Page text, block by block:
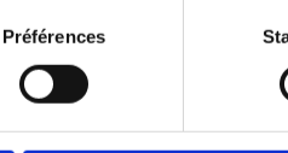
Préférences